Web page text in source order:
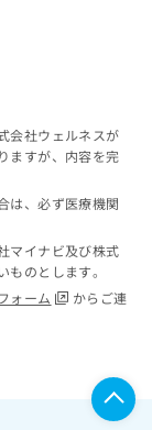
会社ウェルネスが
ますが、内容を完
は、必ず医療機関
マイナビ及び株式
のとします。
ォーム
からご連